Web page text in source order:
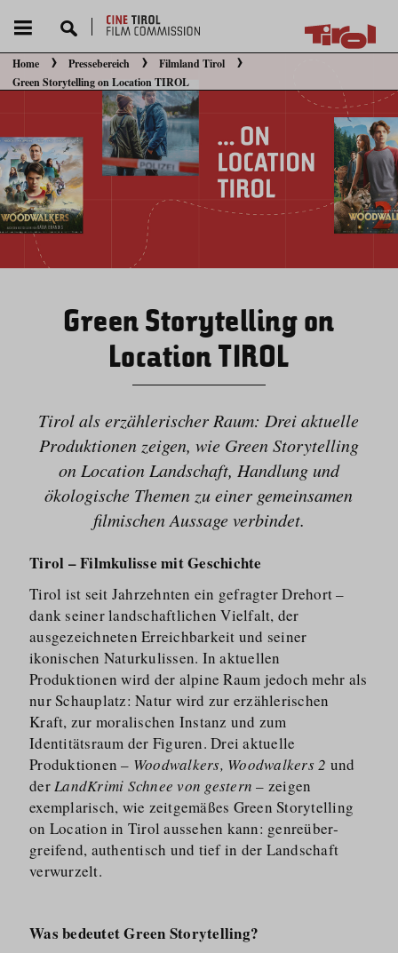
Sie befinden sich hier:
Home Pressebereich
Filmland Tirol
Green Storytelling on Location TIROL
Green Storytelling on
Location TIROL
Tirol als erzählerischer Raum: Drei aktuelle
Produktionen zeigen, wie Green Storytelling
on Location Landschaft, Handlung und
ökologische Themen zu einer gemeinsamen
filmischen Aussage verbindet.
Tirol – Filmkulisse mit Geschichte
Tirol ist seit Jahrzehnten ein gefragter Drehort –
dank seiner landschaftlichen Vielfalt, der
ausgezeichneten Erreichbarkeit und seiner
ikonischen Naturkulissen. In aktuellen
Produktionen wird der alpine Raum jedoch mehr als
nur Schauplatz: Natur wird zur erzählerischen
Kraft, zur moralischen Instanz und zum
Identitätsraum der Figuren. Drei aktuelle
Produktionen – Woodwalkers, Woodwalkers 2 und
derLandKrimi Schnee von gestern – zeigen
exemplarisch, wie zeitgemäßes Green Storytelling
on Location in Tirol aussehen kann: genreüber­
greifend, authentisch und tief in der Landschaft
verwurzelt.
Was bedeutet Green Storytelling?